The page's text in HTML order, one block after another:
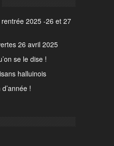
2025 -26 et 27
26 avril 2025
se le dise !
halluinois
!